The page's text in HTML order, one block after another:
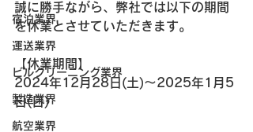
宿泊業界
運送業界
ビルクリーニング業界
製造業界
航空業界
誠に勝手ながら、弊社では以下の期間
を休業とさせていただきます。
【休業期間】
2024年12月28日(土)～2025年1月5
日(日)